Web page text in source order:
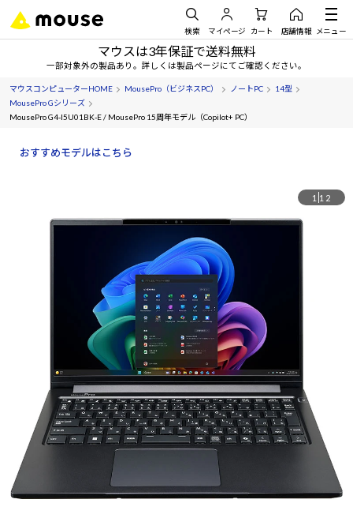
検索 マイページ カート 店舗情報 メニュー
マウスは3年保証で送料無料
一部対象外の製品あり。詳しくは製品ページにてご確認ください。
マウスコンピューターHOME MousePro（ビジネスPC） ノートPC
14型
MousePro Gシリーズ
MousePro G4-I5U01BK-E / MousePro 15周年モデル（Copilot+ PC）
おすすめモデルはこちら
1 12